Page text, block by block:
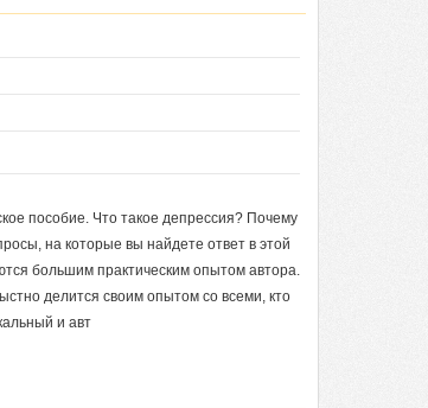
пособие. Что такое депрессия? Почему
на которые вы найдете ответ в этой
большим практическим опытом автора.
делится своим опытом со всеми, кто
и авт